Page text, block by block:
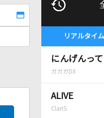
リアルタイ
にんげんっ
ガガガDX
ALIVE
ClariS